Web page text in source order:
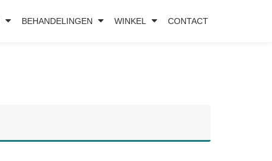
BEHANDELINGEN WINKEL CONTACT